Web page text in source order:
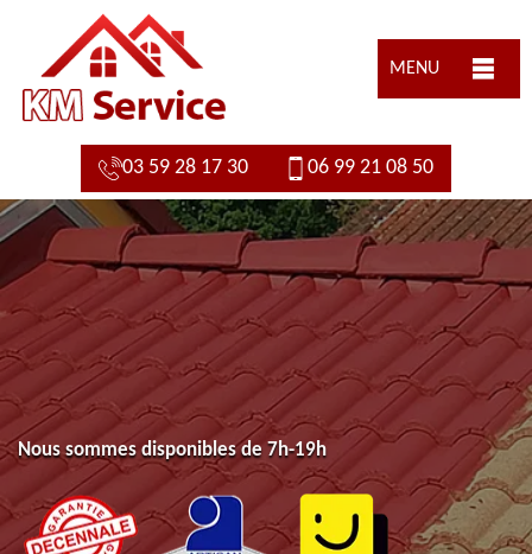
MENU
03 59 28 17 30 06 99 21 08 50
Nous sommes disponibles de 7h-19h